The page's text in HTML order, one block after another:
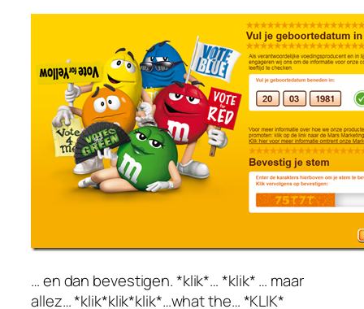
… en dan bevestigen. *klik*… *klik* … maar
allez… *klik*klik*klik*…what the… *KLIK*